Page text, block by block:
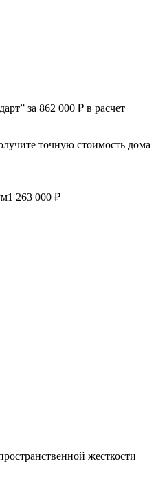
за 862 000 ₽ в расчет
точную стоимость дома
1 263 000 ₽
жесткости